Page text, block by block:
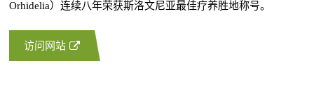
Orhidelia）连续八年荣获斯洛文尼亚最佳疗养胜地称号。
访问网站